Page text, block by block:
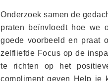
Onderzoek samen de
praten beïnvloedt hoe we
goede voorbeeld en praat
zelfliefde Focus op de
te richten op het
compliment geven Help je